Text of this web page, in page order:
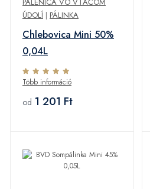
ÚDOLÍ | PÁLINKA
Chlebovica Mini 50%
0,04L
Több információ
od 1 201 Ft